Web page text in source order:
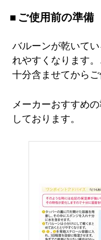
ご使用前の準備
バルーンが乾いて
れやすくなります
十分含ませてからご
メーカーおすすめ
しております。